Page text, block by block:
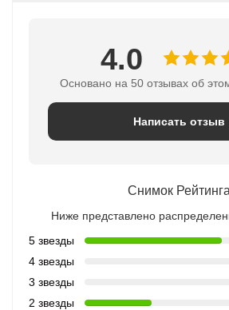
4.0
Основано на 50 отзывах об
Написать отзыв
Снимок
Ниже представлено
5 звезды
4 звезды
3 звезды
2 звезды